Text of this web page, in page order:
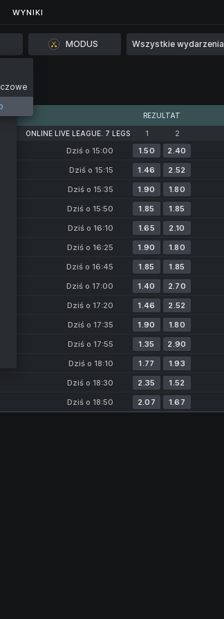
WYNIKI
WYNIKI
MODUS Wszystkie wydarzenia
REZULTAT
ONLINE LIVE LEAGUE. 7 LEGS 1 2
Dziś o 15:00 1.50
2.40
Dziś o 15:15 1.46
2.52
Dziś o 15:35 1.90
1.80
Dziś o 15:50 1.85
1.85
Dziś o 16:10 1.65
2.10
Dziś o 16:25 1.90
1.80
Dziś o 16:45 1.85
1.85
Dziś o 17:00 1.40
2.70
Dziś o 17:20 1.46
2.52
Dziś o 17:35 1.90
1.80
Dziś o 17:55 1.35
2.90
Dziś o 18:10 1.77
1.93
Dziś o 18:30 2.35
1.52
Dziś o 18:50 2.07 1.67
14